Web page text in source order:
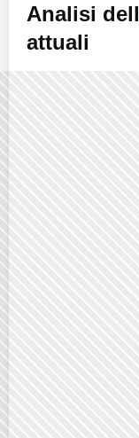
Analisi
attuali